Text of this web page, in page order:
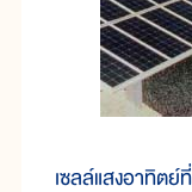
เซลล์แสงอาทิตย์